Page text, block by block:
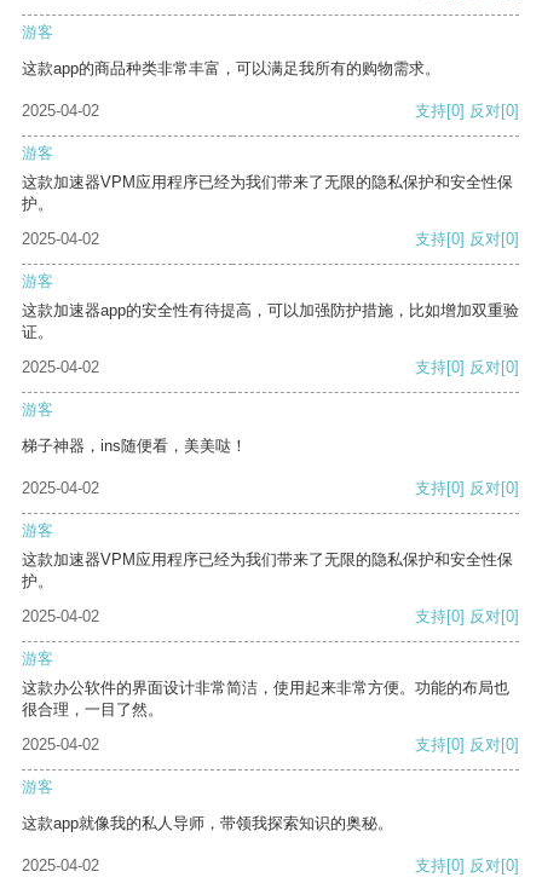
游客
这款app的商品种类非常丰富，可以满足我所有的购物需求。
2025-04-02 支持[0] 反对[0]
游客
这款加速器VPM应用程序已经为我们带来了无限的隐私保护和安全性保
护。
2025-04-02
支持[0] 反对[0]
游客
这款加速器app的安全性有待提高，可以加强防护措施，比如增加双重验
证。
2025-04-02
支持[0] 反对[0]
游客
梯子神器，ins随便看，美美哒！
2025-04-02 支持[0] 反对[0]
游客
这款加速器VPM应用程序已经为我们带来了无限的隐私保护和安全性保
护。
2025-04-02
支持[0] 反对[0]
游客
这款办公软件的界面设计非常简洁，使用起来非常方便。功能的布局也
很合理，一目了然。
2025-04-02
支持[0] 反对[0]
游客
这款app就像我的私人导师，带领我探索知识的奥秘。
2025-04-02 支持[0] 反对[0]